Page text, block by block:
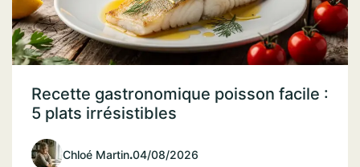
Recette gastronomique poisson facile :
5 plats irrésistibles
Chloé Martin.04/08/2026